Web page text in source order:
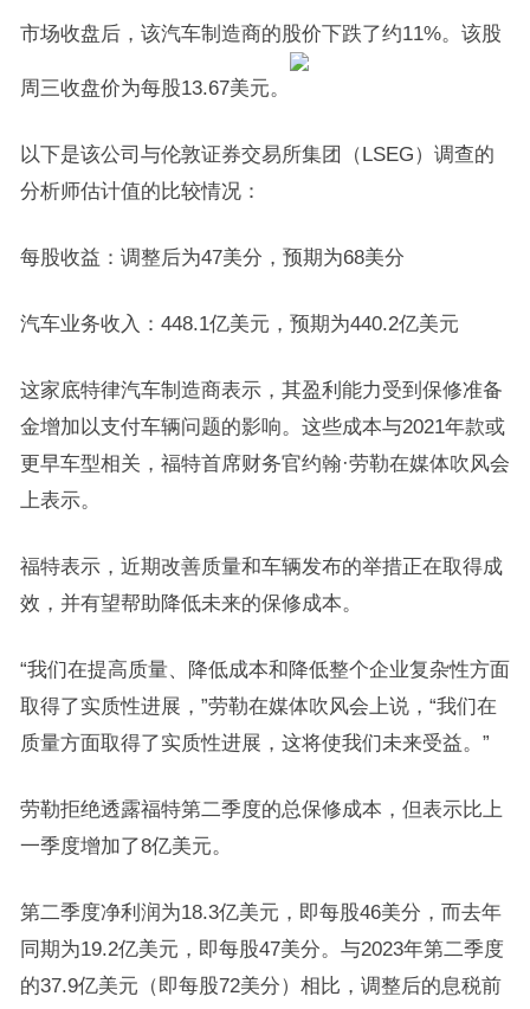
市场收盘后，该汽车制造商的股价下跌了约11%。该股
周三收盘价为每股13.67美元。
以下是该公司与伦敦证券交易所集团（LSEG）调查的
分析师估计值的比较情况：
每股收益：调整后为47美分，预期为68美分
汽车业务收入：448.1亿美元，预期为440.2亿美元
这家底特律汽车制造商表示，其盈利能力受到保修准备
金增加以支付车辆问题的影响。这些成本与2021年款或
更早车型相关，福特首席财务官约翰·劳勒在媒体吹风会
上表示。
福特表示，近期改善质量和车辆发布的举措正在取得成
效，并有望帮助降低未来的保修成本。
“我们在提高质量、降低成本和降低整个企业复杂性方面
取得了实质性进展，”劳勒在媒体吹风会上说，“我们在
质量方面取得了实质性进展，这将使我们未来受益。”
劳勒拒绝透露福特第二季度的总保修成本，但表示比上
一季度增加了8亿美元。
第二季度净利润为18.3亿美元，即每股46美分，而去年
同期为19.2亿美元，即每股47美分。与2023年第二季度
的37.9亿美元（即每股72美分）相比，调整后的息税前